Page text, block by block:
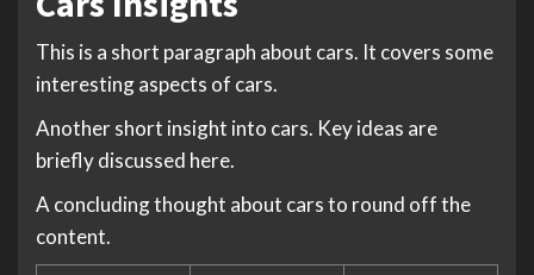
This is a short paragraph about cars. It covers some
interesting aspects of cars.
Another short insight into cars. Key ideas are
briefly discussed here.
A concluding thought about cars to round off the
content.